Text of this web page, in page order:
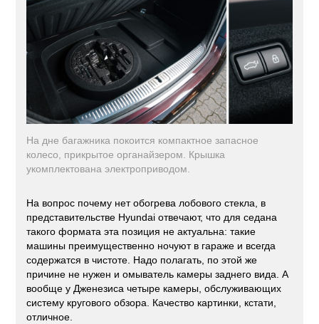
На дне багажника покоится компактное запасное
колесо, прикрытое органайзером. Крышка
укомплектована электроприводом.
На вопрос почему нет обогрева лобового стекла, в
представительстве Hyundai отвечают, что для седана
такого формата эта позиция не актуальна: такие
машины преимущественно ночуют в гараже и всегда
содержатся в чистоте. Надо полагать, по этой же
причине не нужен и омыватель камеры заднего вида. А
вообще у Дженезиса четыре камеры, обслуживающих
систему кругового обзора. Качество картинки, кстати,
отличное.